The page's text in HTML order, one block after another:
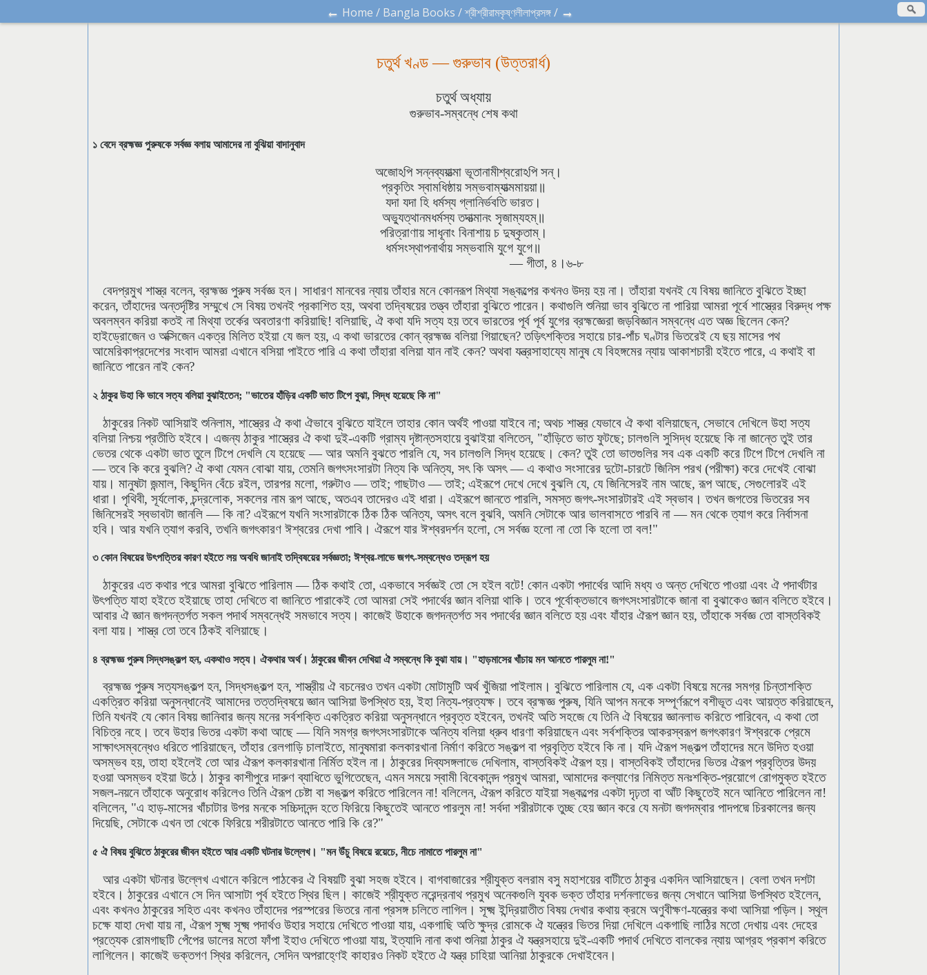
← Home / Bangla Books /শ্রীশ্রীরামকৃষ্ণলীলাপ্রসঙ্গ/ →
চতুর্থ খণ্ড — গুরুভাব (উত্তরার্ধ)
চতুর্থ অধ্যায়
গুরুভাব-সম্বন্ধে শেষ কথা
১ বেদে ব্রহ্মজ্ঞ পুরুষকে সর্বজ্ঞ বলায় আমাদের না বুঝিয়া বাদানুবাদ
অজোঽপি সন্নব্যয়াত্মা ভূতানামীশ্বরোঽপি সন্।
প্রকৃতিং স্বামধিষ্ঠায় সম্ভবাম্যাত্মমায়য়া॥
যদা যদা হি ধর্মস্য গ্লানির্ভবতি ভারত।
অভ্যুত্থানমধর্মস্য তদাত্মানং সৃজাম্যহম্॥
পরিত্রাণায় সাধূনাং বিনাশায় চ দুষ্কৃতাম্।
ধর্মসংস্থাপনার্থায় সম্ভবামি যুগে যুগে॥
— গীতা, ৪।৬-৮
বেদপ্রমুখ শাস্ত্র বলেন, ব্রহ্মজ্ঞ পুরুষ সর্বজ্ঞ হন। সাধারণ মানবের ন্যায় তাঁহার মনে কোনরূপ মিথ্যা সঙ্কল্পের কখনও উদয় হয় না। তাঁহারা যখনই যে বিষয় জানিতে বুঝিতে ইচ্ছা
করেন, তাঁহাদের অন্তর্দৃষ্টির সম্মুখে সে বিষয় তখনই প্রকাশিত হয়, অথবা তদ্বিষয়ের তত্ত্ব তাঁহারা বুঝিতে পারেন। কথাগুলি শুনিয়া ভাব বুঝিতে না পারিয়া আমরা পূর্বে শাস্ত্রের বিরুদ্ধ পক্ষ
অবলম্বন করিয়া কতই না মিথ্যা তর্কের অবতারণা করিয়াছি! বলিয়াছি, ঐ কথা যদি সত্য হয় তবে ভারতের পূর্ব পূর্ব যুগের ব্রহ্মজ্ঞেরা জড়বিজ্ঞান সম্বন্ধে এত অজ্ঞ ছিলেন কেন?
হাইড্রোজেন ও অক্সিজেন একত্র মিলিত হইয়া যে জল হয়, এ কথা ভারতের কোন্ ব্রহ্মজ্ঞ বলিয়া গিয়াছেন? তড়িৎশক্তির সহায়ে চার-পাঁচ ঘণ্টার ভিতরেই যে ছয় মাসের পথ
আমেরিকাপ্রদেশের সংবাদ আমরা এখানে বসিয়া পাইতে পারি এ কথা তাঁহারা বলিয়া যান নাই কেন? অথবা যন্ত্রসাহায্যে মানুষ যে বিহঙ্গমের ন্যায় আকাশচারী হইতে পারে, এ কথাই বা
জানিতে পারেন নাই কেন?
২ ঠাকুর উহা কি ভাবে সত্য বলিয়া বুঝাইতেন; "ভাতের হাঁড়ির একটি ভাত টিপে বুঝা, সিদ্ধ হয়েছে কি না"
ঠাকুরের নিকট আসিয়াই শুনিলাম, শাস্ত্রের ঐ কথা ঐভাবে বুঝিতে যাইলে তাহার কোন অর্থই পাওয়া যাইবে না; অথচ শাস্ত্র যেভাবে ঐ কথা বলিয়াছেন, সেভাবে দেখিলে উহা সত্য
বলিয়া নিশ্চয় প্রতীতি হইবে। এজন্য ঠাকুর শাস্ত্রের ঐ কথা দুই-একটি গ্রাম্য দৃষ্টান্তসহায়ে বুঝাইয়া বলিতেন, "হাঁড়িতে ভাত ফুটছে; চালগুলি সুসিদ্ধ হয়েছে কি না জান্তে তুই তার
ভেতর থেকে একটা ভাত তুলে টিপে দেখলি যে হয়েছে — আর অমনি বুঝতে পারলি যে, সব চালগুলি সিদ্ধ হয়েছে। কেন? তুই তো ভাতগুলির সব এক একটি করে টিপে টিপে দেখলি না
— তবে কি করে বুঝলি? ঐ কথা যেমন বোঝা যায়, তেমনি জগৎসংসারটা নিত্য কি অনিত্য, সৎ কি অসৎ — এ কথাও সংসারের দুটো-চারটে জিনিস পরখ (পরীক্ষা) করে দেখেই বোঝা
যায়। মানুষটা জন্মাল, কিছুদিন বেঁচে রইল, তারপর মলো, গরুটাও — তাই; গাছটাও — তাই; এইরূপে দেখে দেখে বুঝলি যে, যে জিনিসেরই নাম আছে, রূপ আছে, সেগুলোরই এই
ধারা। পৃথিবী, সূর্যলোক, চন্দ্রলোক, সকলের নাম রূপ আছে, অতএব তাদেরও এই ধারা। এইরূপে জানতে পারলি, সমস্ত জগৎ-সংসারটারই এই স্বভাব। তখন জগতের ভিতরের সব
জিনিসেরই স্বভাবটা জানলি — কি না? এইরূপে যখনি সংসারটাকে ঠিক ঠিক অনিত্য, অসৎ বলে বুঝবি, অমনি সেটাকে আর ভালবাসতে পারবি না — মন থেকে ত্যাগ করে নির্বাসনা
হবি। আর যখনি ত্যাগ করবি, তখনি জগৎকারণ ঈশ্বরের দেখা পাবি। ঐরূপে যার ঈশ্বরদর্শন হলো, সে সর্বজ্ঞ হলো না তো কি হলো তা বল!"
৩ কোন বিষয়ের উৎপত্তির কারণ হইতে লয় অবধি জানাই তদ্বিষয়ের সর্বজ্ঞতা; ঈশ্বর-লাভে জগৎ-সম্বন্ধেও তদ্রূপ হয়
ঠাকুরের এত কথার পরে আমরা বুঝিতে পারিলাম — ঠিক কথাই তো, একভাবে সর্বজ্ঞই তো সে হইল বটে! কোন একটা পদার্থের আদি মধ্য ও অন্ত দেখিতে পাওয়া এবং ঐ পদার্থটার
উৎপত্তি যাহা হইতে হইয়াছে তাহা দেখিতে বা জানিতে পারাকেই তো আমরা সেই পদার্থের জ্ঞান বলিয়া থাকি। তবে পূর্বোক্তভাবে জগৎসংসারটাকে জানা বা বুঝাকেও জ্ঞান বলিতে হইবে।
আবার ঐ জ্ঞান জগদন্তর্গত সকল পদার্থ সম্বন্ধেই সমভাবে সত্য। কাজেই উহাকে জগদন্তর্গত সব পদার্থের জ্ঞান বলিতে হয় এবং যাঁহার ঐরূপ জ্ঞান হয়, তাঁহাকে সর্বজ্ঞ তো বাস্তবিকই
বলা যায়। শাস্ত্র তো তবে ঠিকই বলিয়াছে।
৪ ব্রহ্মজ্ঞ পুরুষ সিদ্ধসঙ্কল্প হন, একথাও সত্য। ঐকথার অর্থ। ঠাকুরের জীবন দেখিয়া ঐ সম্বন্ধে কি বুঝা যায়। "হাড়মাসের খাঁচায় মন আনতে পারলুম না!"
ব্রহ্মজ্ঞ পুরুষ সত্যসঙ্কল্প হন, সিদ্ধসঙ্কল্প হন, শাস্ত্রীয় ঐ বচনেরও তখন একটা মোটামুটি অর্থ খুঁজিয়া পাইলাম। বুঝিতে পারিলাম যে, এক একটা বিষয়ে মনের সমগ্র চিন্তাশক্তি
একত্রিত করিয়া অনুসন্ধানেই আমাদের তত্তদ্বিষয়ে জ্ঞান আসিয়া উপস্থিত হয়, ইহা নিত্য-প্রত্যক্ষ। তবে ব্রহ্মজ্ঞ পুরুষ, যিনি আপন মনকে সম্পূর্ণরূপে বশীভূত এবং আয়ত্ত করিয়াছেন,
তিনি যখনই যে কোন বিষয় জানিবার জন্য মনের সর্বশক্তি একত্রিত করিয়া অনুসন্ধানে প্রবৃত্ত হইবেন, তখনই অতি সহজে যে তিনি ঐ বিষয়ের জ্ঞানলাভ করিতে পারিবেন, এ কথা তো
বিচিত্র নহে। তবে উহার ভিতর একটা কথা আছে — যিনি সমগ্র জগৎসংসারটাকে অনিত্য বলিয়া ধ্রুব ধারণা করিয়াছেন এবং সর্বশক্তির আকরস্বরূপ জগৎকারণ ঈশ্বরকে প্রেমে
সাক্ষাৎসম্বন্ধেও ধরিতে পারিয়াছেন, তাঁহার রেলগাড়ি চালাইতে, মানুষমারা কলকারখানা নির্মাণ করিতে সঙ্কল্প বা প্রবৃত্তি হইবে কি না। যদি ঐরূপ সঙ্কল্প তাঁহাদের মনে উদিত হওয়া
অসম্ভব হয়, তাহা হইলেই তো আর ঐরূপ কলকারখানা নির্মিত হইল না। ঠাকুরের দিব্যসঙ্গলাভে দেখিলাম, বাস্তবিকই ঐরূপ হয়। বাস্তবিকই তাঁহাদের ভিতর ঐরূপ প্রবৃত্তির উদয়
হওয়া অসম্ভব হইয়া উঠে। ঠাকুর কাশীপুরে দারুণ ব্যাধিতে ভুগিতেছেন, এমন সময়ে স্বামী বিবেকানন্দ প্রমুখ আমরা, আমাদের কল্যাণের নিমিত্ত মনঃশক্তি-প্রয়োগে রোগমুক্ত হইতে
সজল-নয়নে তাঁহাকে অনুরোধ করিলেও তিনি ঐরূপ চেষ্টা বা সঙ্কল্প করিতে পারিলেন না! বলিলেন, ঐরূপ করিতে যাইয়া সঙ্কল্পের একটা দৃঢ়তা বা আঁট কিছুতেই মনে আনিতে পারিলেন না!
বলিলেন, "এ হাড়-মাসের খাঁচাটার উপর মনকে সচ্চিদানন্দ হতে ফিরিয়ে কিছুতেই আনতে পারলুম না! সর্বদা শরীরটাকে তুচ্ছ হেয় জ্ঞান করে যে মনটা জগদম্বার পাদপদ্মে চিরকালের জন্য
দিয়েছি, সেটাকে এখন তা থেকে ফিরিয়ে শরীরটাতে আনতে পারি কি রে?"
৫ ঐ বিষয় বুঝিতে ঠাকুরের জীবন হইতে আর একটি ঘটনার উল্লেখ। "মন উঁচু বিষয়ে রয়েচে, নীচে নামাতে পারলুম না"
আর একটা ঘটনার উল্লেখ এখানে করিলে পাঠকের ঐ বিষয়টি বুঝা সহজ হইবে। বাগবাজারের শ্রীযুক্ত বলরাম বসু মহাশয়ের বাটীতে ঠাকুর একদিন আসিয়াছেন। বেলা তখন দশটা
হইবে। ঠাকুরের এখানে সে দিন আসাটা পূর্ব হইতে স্থির ছিল। কাজেই শ্রীযুক্ত নরেন্দ্রনাথ প্রমুখ অনেকগুলি যুবক ভক্ত তাঁহার দর্শনলাভের জন্য সেখানে আসিয়া উপস্থিত হইলেন,
এবং কখনও ঠাকুরের সহিত এবং কখনও তাঁহাদের পরস্পরের ভিতরে নানা প্রসঙ্গ চলিতে লাগিল। সূক্ষ্ম ইন্দ্রিয়াতীত বিষয় দেখার কথায় ক্রমে অণুবীক্ষণ-যন্ত্রের কথা আসিয়া পড়িল। স্থূল
চক্ষে যাহা দেখা যায় না, ঐরূপ সূক্ষ্ম সূক্ষ্ম পদার্থও উহার সহায়ে দেখিতে পাওয়া যায়, একগাছি অতি ক্ষুদ্র রোমকে ঐ যন্ত্রের ভিতর দিয়া দেখিলে একগাছি লাঠির মতো দেখায় এবং দেহের
প্রত্যেক রোমগাছটি পেঁপের ডালের মতো ফাঁপা ইহাও দেখিতে পাওয়া যায়, ইত্যাদি নানা কথা শুনিয়া ঠাকুর ঐ যন্ত্রসহায়ে দুই-একটি পদার্থ দেখিতে বালকের ন্যায় আগ্রহ প্রকাশ করিতে
লাগিলেন। কাজেই ভক্তগণ স্থির করিলেন, সেদিন অপরাহ্ণেই কাহারও নিকট হইতে ঐ যন্ত্র চাহিয়া আনিয়া ঠাকুরকে দেখাইবেন।